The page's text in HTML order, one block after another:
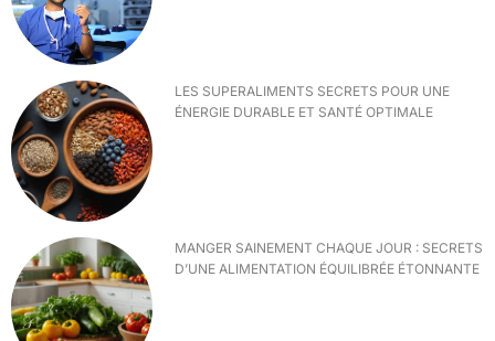
LES SUPERALIMENTS SECRETS POUR UNE
ÉNERGIE DURABLE ET SANTÉ OPTIMALE
MANGER SAINEMENT CHAQUE JOUR : SECRETS
D’UNE ALIMENTATION ÉQUILIBRÉE ÉTONNANTE